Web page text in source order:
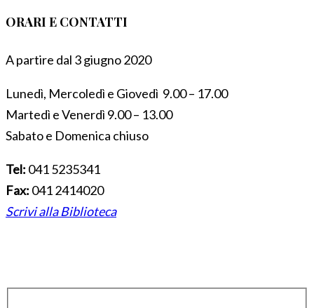
ORARI E CONTATTI
A partire dal 3 giugno 2020
Lunedì, Mercoledì e Giovedì 9.00 – 17.00
Martedì e Venerdì 9.00 – 13.00
Sabato e Domenica chiuso
Tel: 041 5235341
Fax: 041 2414020
Scrivi alla Biblioteca